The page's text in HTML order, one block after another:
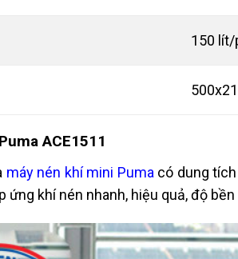
150
ACE1511
máy nén khí mini Puma có dung
ứng khí nén nhanh, hiệu quả, độ